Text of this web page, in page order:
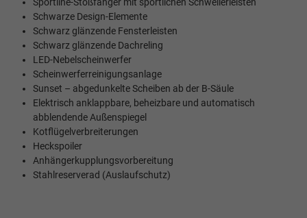
Schwarze Design-Elemente
Schwarz glänzende Fensterleisten
Schwarz glänzende Dachreling
LED-Nebelscheinwerfer
Scheinwerferreinigungsanlage
Sunset – abgedunkelte Scheiben ab der B-Säule
Elektrisch anklappbare, beheizbare und automatisch
abblendende Außenspiegel
Kotflügelverbreiterungen
Heckspoiler
Anhängerkupplungsvorbereitung
Stahlreserverad (Auslaufschutz)